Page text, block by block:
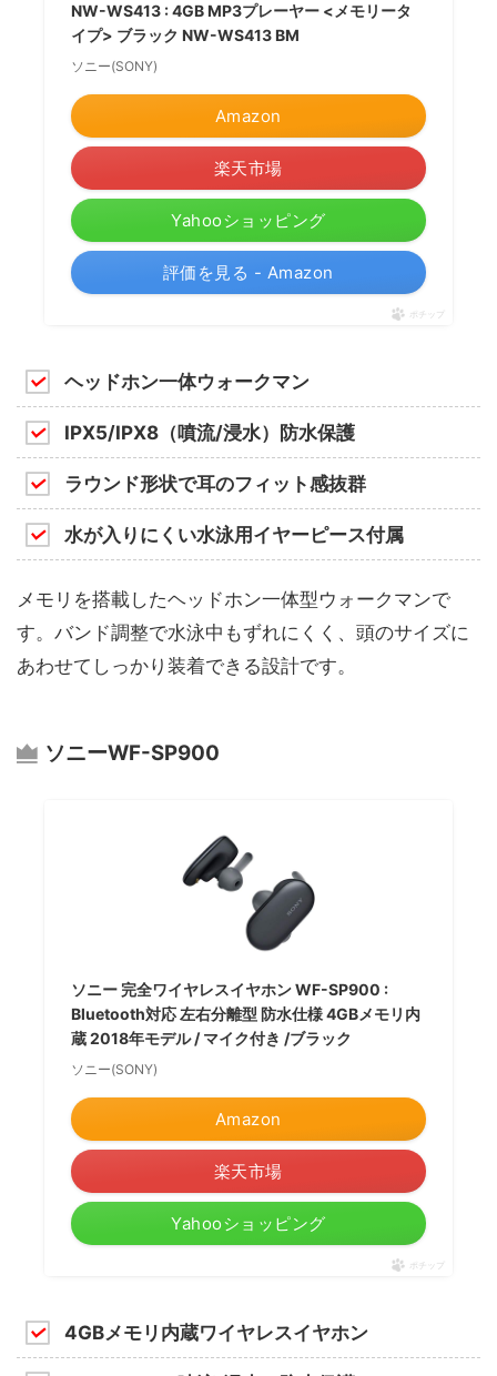
NW-WS413 : 4GB MP3プレーヤー <メモリータ
イプ> ブラック NW-WS413 BM
ソニー(SONY)
Amazon
楽天市場
Yahooショッピング
評価を見る - Amazon
ポチップ
ヘッドホン一体ウォークマン
IPX5/IPX8（噴流/浸水）防水保護
ラウンド形状で耳のフィット感抜群
水が入りにくい水泳用イヤーピース付属
メモリを搭載したヘッドホン一体型ウォークマンで
す。バンド調整で水泳中もずれにくく、頭のサイズに
あわせてしっかり装着できる設計です。
ソニーWF-SP900
ソニー 完全ワイヤレスイヤホン WF-SP900 :
Bluetooth対応 左右分離型 防水仕様 4GBメモリ内
蔵 2018年モデル / マイク付き /ブラック
ソニー(SONY)
Amazon
楽天市場
Yahooショッピング
ポチップ
4GBメモリ内蔵ワイヤレスイヤホン